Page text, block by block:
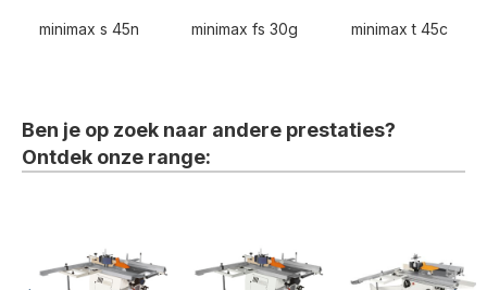
minimax s 45n minimax fs 30g minimax t 45c
Ben je op zoek naar andere prestaties?
Ontdek onze range: